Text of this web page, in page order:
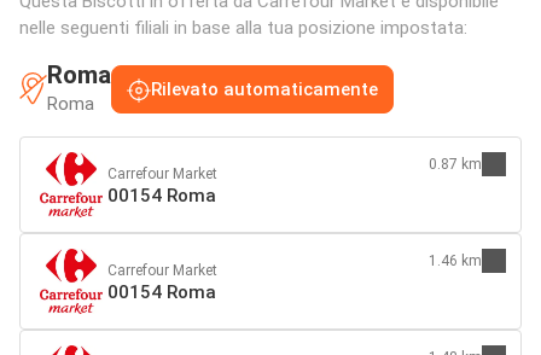
nelle seguenti filiali in base alla tua posizione impostata:
Roma
Roma
Rilevato automaticamente
Carrefour Market
00154 Roma
0.87 km
Carrefour Market
00154 Roma
1.46 km